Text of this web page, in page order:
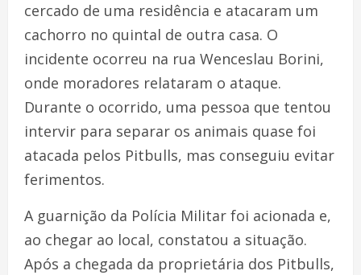
cercado de uma residência e atacaram um
cachorro no quintal de outra casa. O
incidente ocorreu na rua Wenceslau Borini,
onde moradores relataram o ataque.
Durante o ocorrido, uma pessoa que tentou
intervir para separar os animais quase foi
atacada pelos Pitbulls, mas conseguiu evitar
ferimentos.
A guarnição da Polícia Militar foi acionada e,
ao chegar ao local, constatou a situação.
Após a chegada da proprietária dos Pitbulls,